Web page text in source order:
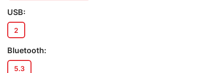
USB:
2
Bluetooth:
5.3